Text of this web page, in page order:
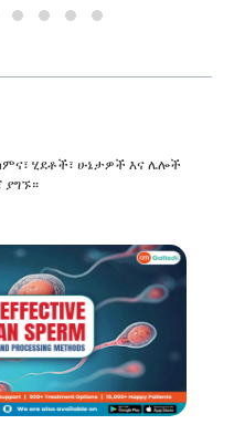
ሂደቶች፣ ሁኔታዎች እና ሌሎች